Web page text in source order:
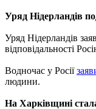
Уряд Нідерландів
Уряд Нідерландів
відповідальності
Водночас у Росії
людини.
На Харківщині